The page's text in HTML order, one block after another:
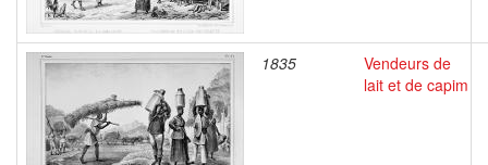
1835
Vendeurs de
lait et de capim